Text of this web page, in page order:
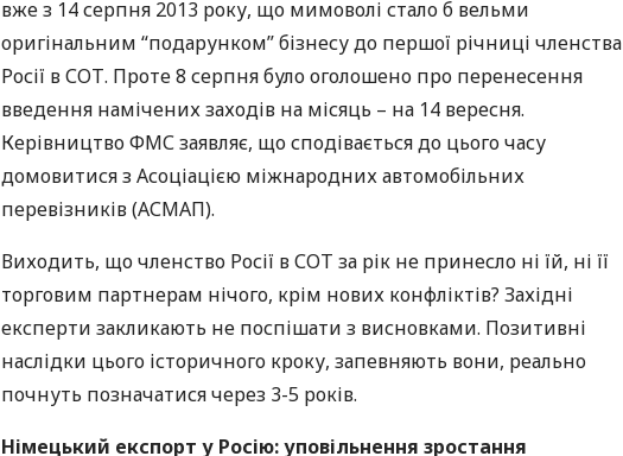
вже з 14 серпня 2013 року, що мимоволі стало б вельми
оригінальним “подарунком” бізнесу до першої річниці членства
Росії вСОТ. Проте 8 серпня було оголошено про перенесення
введення намічених заходів на місяць – на 14 вересня.
КерівництвоФМСзаявляє, що сподівається до цього часу
домовитися з Асоціацією міжнародних автомобільних
перевізників (АСМАП).
Виходить, що членство Росії вСОТ за рік не принесло ні їй, ні її
торговим партнерам нічого, крім нових конфліктів? Західні
експерти закликають не поспішати з висновками. Позитивні
наслідки цього історичного кроку, запевняють вони, реально
почнуть позначатися через 3-5 років.
Німецький експорт у Росію: уповільнення зростання